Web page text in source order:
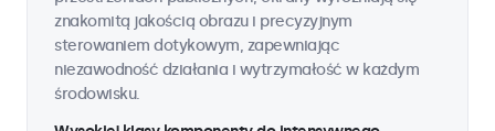
znakomitą jakością obrazu i precyzyjnym
sterowaniem dotykowym, zapewniając
niezawodność działania i wytrzymałość w każdym
środowisku.